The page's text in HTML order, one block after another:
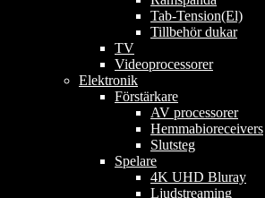
Tab-Tension(El)
Tillbehör dukar
TV
Videoprocessorer
Elektronik
Förstärkare
AV processorer
Hemmabioreceivers
Slutsteg
Spelare
4K UHD Bluray
Ljudstreaming